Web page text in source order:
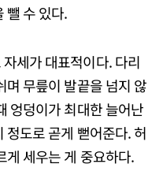
뺄 수 있다.
세가 대표적이다. 다리
며 무릎이 발끝을 넘지 않
엉덩이가 최대한 늘어난
도로 곧게 뻗어준다. 허
게 세우는 게 중요하다.